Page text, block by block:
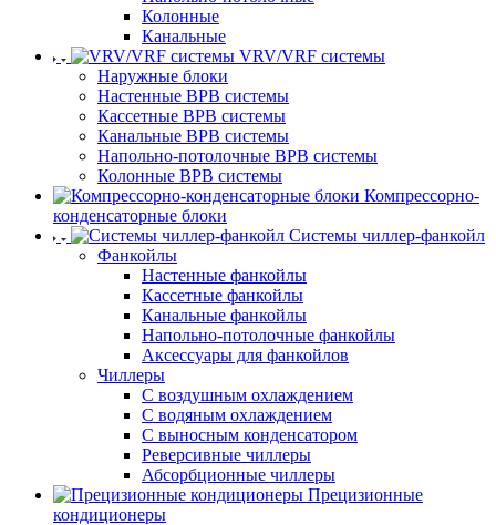
Колонные
Канальные
VRV/VRF системы
Наружные блоки
Настенные ВРВ системы
Кассетные ВРВ системы
Канальные ВРВ системы
Напольно-потолочные ВРВ системы
Колонные ВРВ системы
Компрессорно-
конденсаторные блоки
Системы чиллер-фанкойл
Фанкойлы
Настенные фанкойлы
Кассетные фанкойлы
Канальные фанкойлы
Напольно-потолочные фанкойлы
Аксессуары для фанкойлов
Чиллеры
С воздушным охлаждением
С водяным охлаждением
С выносным конденсатором
Реверсивные чиллеры
Абсорбционные чиллеры
Прецизионные
кондиционеры